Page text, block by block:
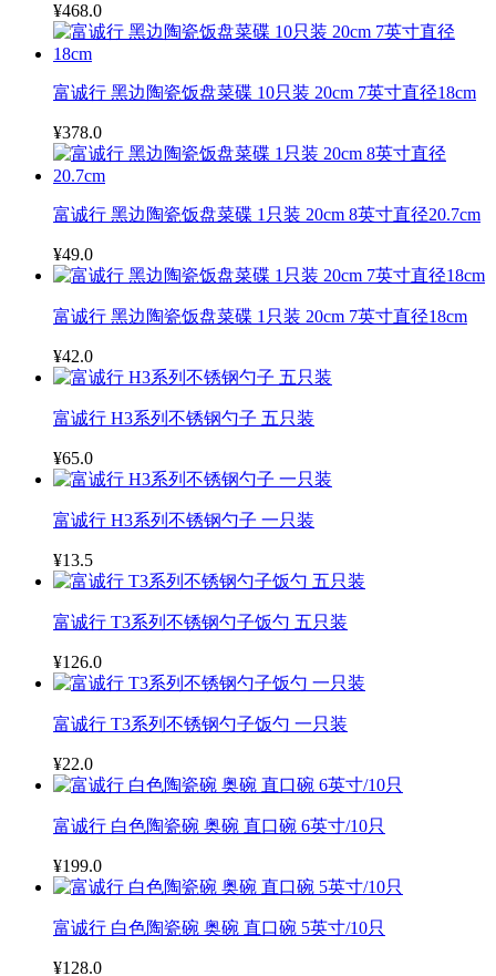
¥468.0
富诚行 黑边陶瓷饭盘菜碟 10只装 20cm 7英寸直径18cm
¥378.0
富诚行 黑边陶瓷饭盘菜碟 1只装 20cm 8英寸直径20.7cm
¥49.0
富诚行 黑边陶瓷饭盘菜碟 1只装 20cm 7英寸直径18cm
¥42.0
富诚行 H3系列不锈钢勺子 五只装
¥65.0
富诚行 H3系列不锈钢勺子 一只装
¥13.5
富诚行 T3系列不锈钢勺子饭勺 五只装
¥126.0
富诚行 T3系列不锈钢勺子饭勺 一只装
¥22.0
富诚行 白色陶瓷碗 奥碗 直口碗 6英寸/10只
¥199.0
富诚行 白色陶瓷碗 奥碗 直口碗 5英寸/10只
¥128.0